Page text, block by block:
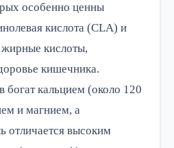
особенно ценны
кислота (CLA) и
кислоты,
кишечника.
богат кальцием (около 120
и магнием, а
отличается высоким